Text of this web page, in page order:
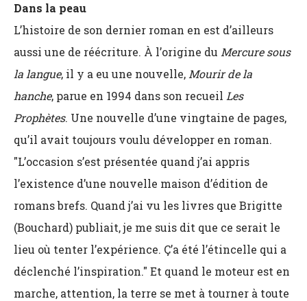
Dans la peau
L’histoire de son dernier roman en est d’ailleurs
aussi une de réécriture. À l’origine du Mercure sous
la langue, il y a eu une nouvelle, Mourir de la
hanche, parue en 1994 dans son recueil Les
Prophètes. Une nouvelle d’une vingtaine de pages,
qu’il avait toujours voulu développer en roman.
"L’occasion s’est présentée quand j’ai appris
l’existence d’une nouvelle maison d’édition de
romans brefs. Quand j’ai vu les livres que Brigitte
(Bouchard) publiait, je me suis dit que ce serait le
lieu où tenter l’expérience. Ç’a été l’étincelle qui a
déclenché l’inspiration." Et quand le moteur est en
marche, attention, la terre se met à tourner à toute